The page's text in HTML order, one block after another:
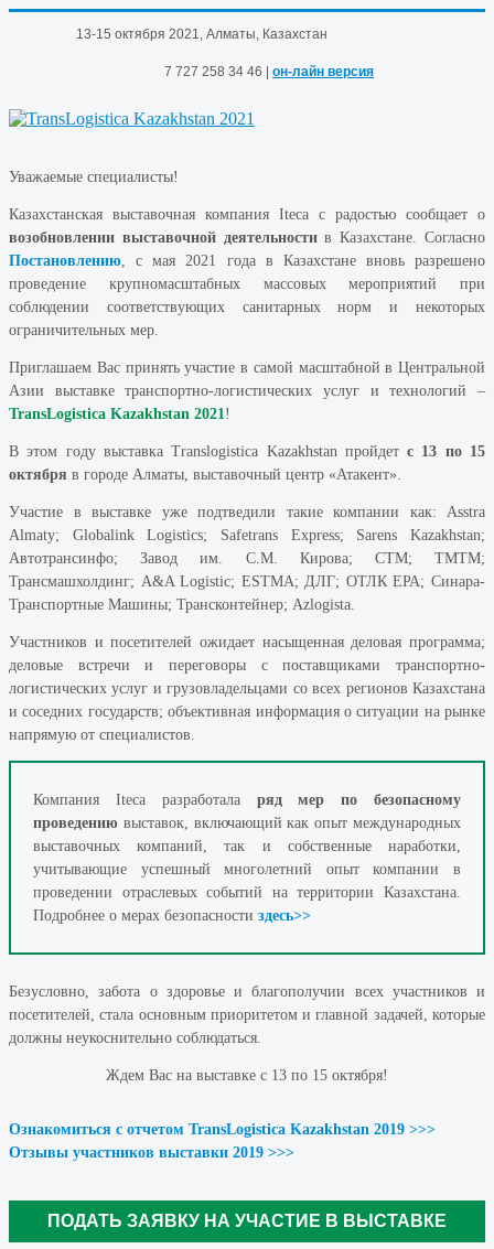
13-15 октября 2021, Алматы, Казахстан
7 727 258 34 46 | он-лайн версия
Уважаемые специалисты!
Казахстанская выставочная компания Iteca с радостью сообщает о
возобновлении выставочной деятельностив Казахстане. Согласно
Постановлению, с мая 2021 года в Казахстане вновь разрешено
проведение крупномасштабных массовых мероприятий при
соблюдении соответствующих санитарных норм и некоторых
ограничительных мер.
Приглашаем Вас принять участие в самой масштабной в Центральной
Азии выставке транспортно-логистических услуг и технологий –
TransLogistica Kazakhstan 2021!
В этом году выставка Translogistica Kazakhstan пройдетс 13 по 15
октября в городе Алматы, выставочный центр «Атакент».
Участие в выставке уже подтведили такие компании как: Asstra
Almaty; Globalink Logistics; Safetrans Express; Sarens Kazakhstan;
Автотрансинфо; Завод им. С.М. Кирова; СТМ; ТМТМ;
Трансмашхолдинг; A&A Logistic; ESTMA; ДЛГ; ОТЛК ЕРА; Синара-
Транспортные Машины; Трансконтейнер; Azlogista.
Участников и посетителей ожидает насыщенная деловая программа;
деловые встречи и переговоры с поставщиками транспортно-
логистических услуг и грузовладельцами со всех регионов Казахстана
и соседних государств; объективная информация о ситуации на рынке
напрямую от специалистов.
Компания Iteca разработала ряд мер по безопасному
проведению выставок, включающий как опыт международных
выставочных компаний, так и собственные наработки,
учитывающие успешный многолетний опыт компании в
проведении отраслевых событий на территории Казахстана.
Подробнее о мерах безопасности здесь>>
Безусловно, забота о здоровье и благополучии всех участников и
посетителей, стала основным приоритетом и главной задачей, которые
должны неукоснительно соблюдаться.
Ждем Вас на выставке с 13 по 15 октября!
Ознакомиться с отчетом TransLogistica Kazakhstan 2019 >>>
Отзывы участников выставки 2019 >>>
ПОДАТЬ ЗАЯВКУ НА УЧАСТИЕ В ВЫСТАВКЕ